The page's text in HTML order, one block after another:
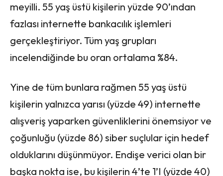
meyilli. 55 yaş üstü kişilerin yüzde 90’ından
fazlası internette bankacılık işlemleri
gerçekleştiriyor. Tüm yaş grupları
incelendiğinde bu oran ortalama %84.
Yine de tüm bunlara rağmen 55 yaş üstü
kişilerin yalnızca yarısı (yüzde 49) internette
alışveriş yaparken güvenliklerini önemsiyor ve
çoğunluğu (yüzde 86) siber suçlular için hedef
olduklarını düşünmüyor. Endişe verici olan bir
başka nokta ise, bu kişilerin 4’te 1’I (yüzde 40)